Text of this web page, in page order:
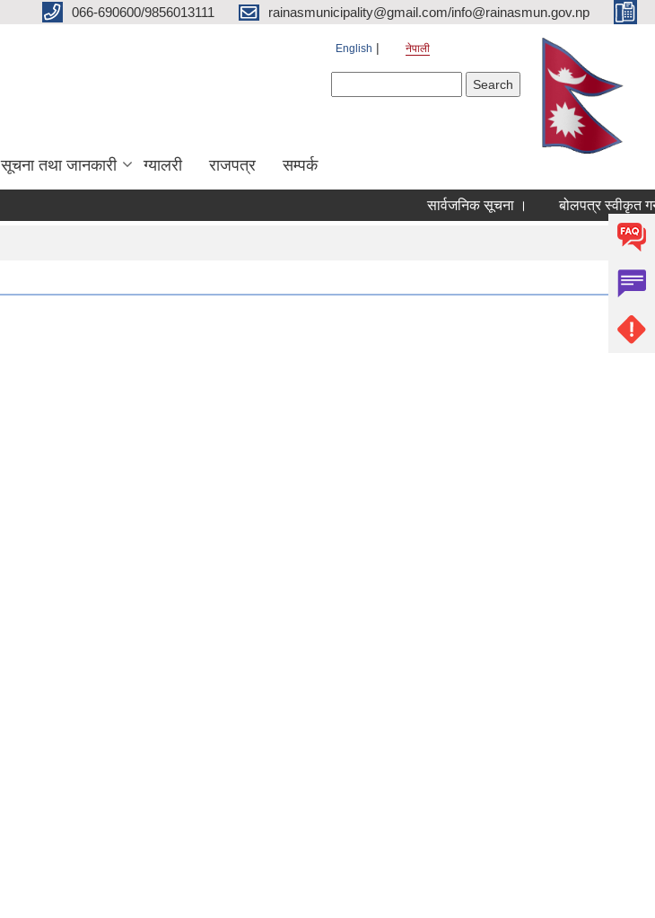
066-690600/9856013111 rainasmunicipality@gmail.com/info@rainasmun.gov.np
English नेपाली
सूचना तथा जानकारी ग्यालरी राजपत्र सम्पर्क
सार्वजनिक सूचना । बोलपत्र स्वीकृत
« first